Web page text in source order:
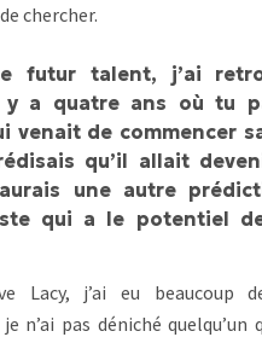
chercher.
futur talent, j’ai
y a quatre ans où tu
venait de commencer
qu’il allait
une autre
qui a le potentiel
Lacy, j’ai eu beaucoup
n’ai pas déniché quelqu’un